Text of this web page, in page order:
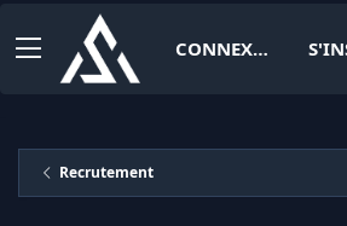
CONNEXION
Recrutement